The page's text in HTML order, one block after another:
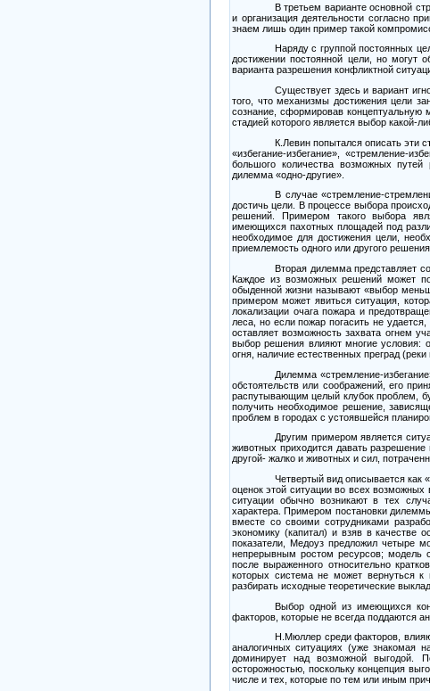
В третьем варианте основной
и организация деятельности согласно
знаем лишь один пример такой
Наряду с группой постоянных
достижении постоянной цели, но могут
варианта разрешения конфликтной
Существует здесь и вариант
того, что механизмы достижения цели
сознание, сформировав концептуальную
стадией которого является выбор какой-
К.Левин попытался описать эти
«избегание-избегание», «стремление-
большого количества возможных путей
дилемма «одно-другие».
В случае «стремление-
достичь цели. В процессе выбора
решений. Примером такого выбора
имеющихся пахотных площадей под
необходимое для достижения цели,
приемлемость одного или другого
Вторая дилемма представляет
Каждое из возможных решений может
обыденной жизни называют «выбор
примером может явиться ситуация,
локализации очага пожара и
леса, но если пожар погасить не
оставляет возможность захвата огнем
выбор решения влияют многие условия:
огня, наличие естественных преград
Дилемма «стремление-
обстоятельств или соображений, его
распутывающим целый клубок проблем,
получить необходимое решение,
проблем в городах с устоявшейся
Другим примером является
животных приходится давать
другой- жалко и животных и сил,
Четвертый вид описывается как
оценок этой ситуации во всех
ситуации обычно возникают в тех
характера. Примером постановки
вместе со своими сотрудниками
экономику (капитал) и взяв в качестве
показатели, Медоуз предложил четыре
непрерывным ростом ресурсов; модель
после выраженного относительно
которых система не может вернуться
разбирать исходные теоретические
Выбор одной из имеющихся
факторов, которые не всегда поддаются
Н.Мюллер среди факторов,
аналогичных ситуациях (уже знакомая
доминирует над возможной выгодой.
осторожностью, поскольку концепция
числе и тех, которые по тем или иным